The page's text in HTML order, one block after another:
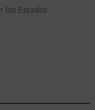
los Estados